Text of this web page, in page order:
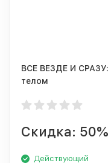
ВСЕ ВЕЗДЕ И СРАЗУ:
телом
Скидка: 50%
Действующий